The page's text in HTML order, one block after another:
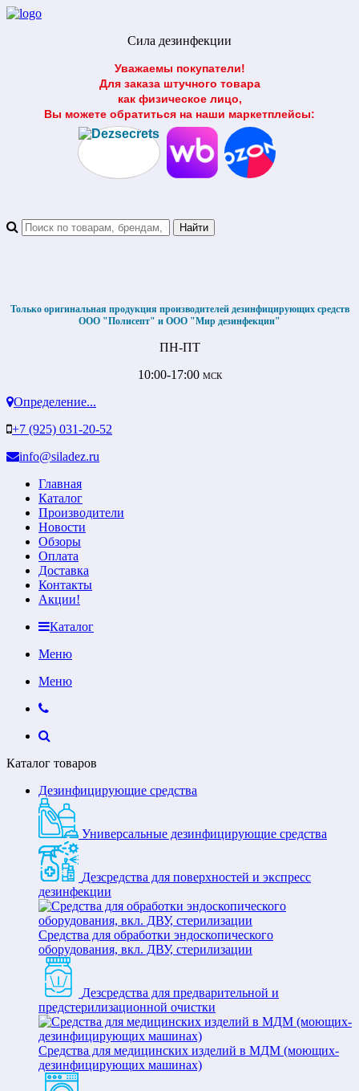
Сила дезинфекции
Уважаемы покупатели!
Для заказа штучного товара
как физическое лицо,
Вы можете обратиться на наши маркетплейсы:
Только оригинальная продукция производителей дезинфицирующих средств
ООО "Полисепт" и ООО "Мир дезинфекции"
ПН-ПТ
10:00-17:00 МСК
Определение...
+7 (925) 031-20-52
info@siladez.ru
Главная
Каталог
Производители
Новости
Обзоры
Оплата
Доставка
Контакты
Акции!
Каталог
Меню
Меню
Каталог товаров
Дезинфицирующие средства
Универсальные дезинфицирующие средства
Дезсредства для поверхностей и экспресс
дезинфекции
Средства для обработки эндоскопического
оборудования, вкл. ДВУ, стерилизации
Дезсредства для предварительной и
предстерилизационной очистки
Средства для медицинских изделий в МДМ (моющих-
дезинфицирующих машинах)